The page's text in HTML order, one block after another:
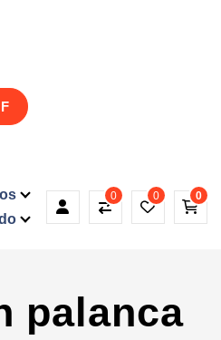
0 0 0
palanca